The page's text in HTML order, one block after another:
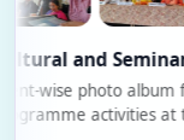
and Seminar
photo album for
activities at the